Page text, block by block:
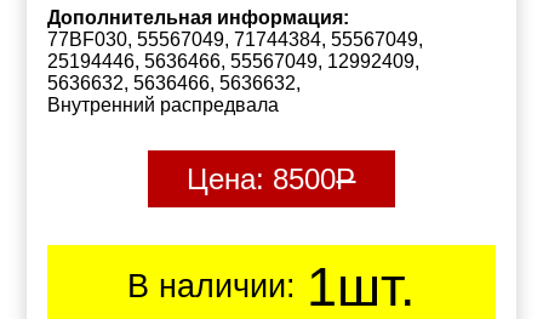
Дополнительная информация:
77BF030, 55567049, 71744384, 55567049,
25194446, 5636466, 55567049, 12992409,
5636632, 5636466, 5636632,
Внутренний распредвала
Цена: 8500Р
В наличии: 1шт.